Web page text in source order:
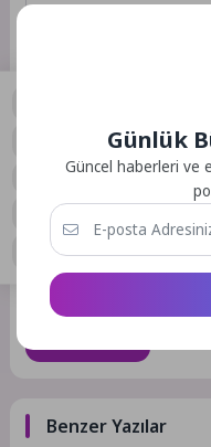
Daha sonraki
adresim ve site adresim
Benzer Yazılar
Günlük
Güncel haberleri ve